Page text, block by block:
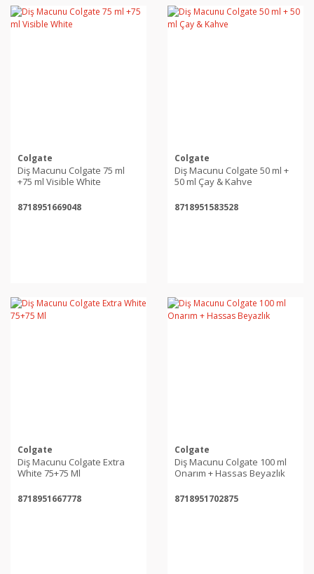
Colgate
Diş Macunu Colgate 75 ml
+75 ml Visible White
8718951669048
Colgate
Diş Macunu Colgate 50 ml +
50 ml Çay & Kahve
8718951583528
Colgate
Diş Macunu Colgate Extra
White 75+75 Ml
8718951667778
Colgate
Diş Macunu Colgate 100 ml
Onarım + Hassas Beyazlık
8718951702875